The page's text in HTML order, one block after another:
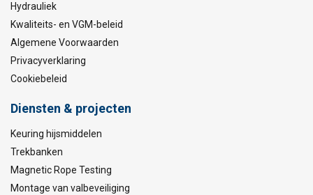
Hydrauliek
Kwaliteits- en VGM-beleid
Algemene Voorwaarden
Privacyverklaring
Cookiebeleid
Diensten & projecten
Keuring hijsmiddelen
Trekbanken
Magnetic Rope Testing
Montage van valbeveiliging